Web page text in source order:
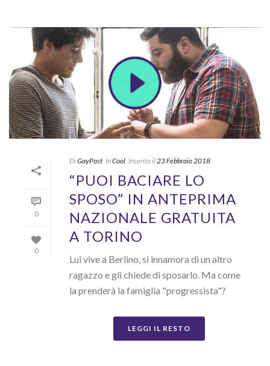
0
0
DiGayPost InCool Inserito il23 Febbraio 2018
“PUOI BACIARE LO
SPOSO” IN ANTEPRIMA
NAZIONALE GRATUITA
A TORINO
Lui vive a Berlino, si innamora di un altro
ragazzo e gli chiede di sposarlo. Ma come
la prenderà la famiglia "progressista"?
LEGGI IL RESTO